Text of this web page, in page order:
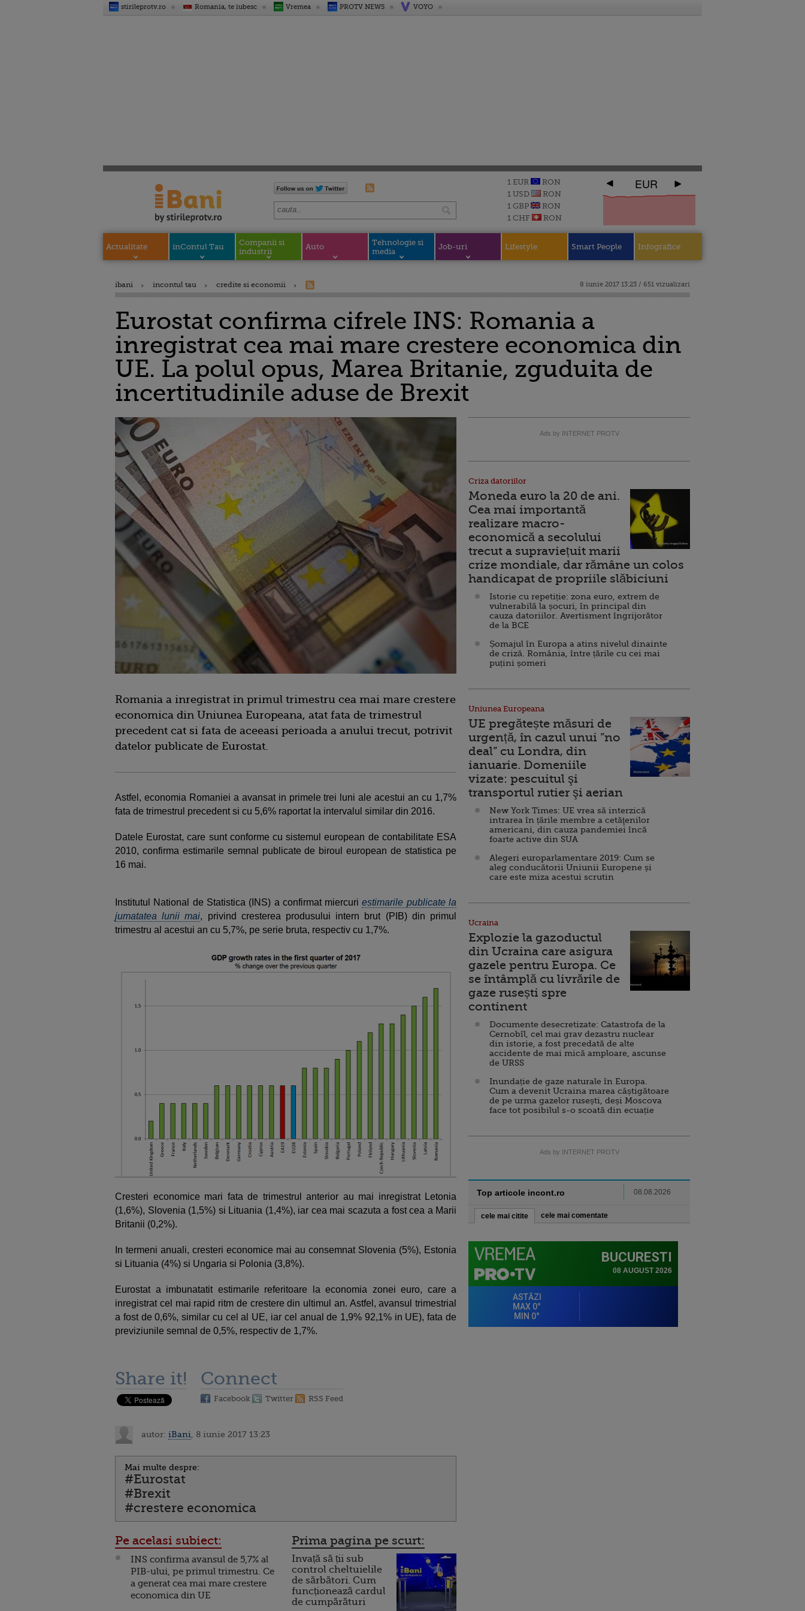
stirileprotv.ro Romania, te iubesc Vremea PROTV NEWS VOYO
1 EUR
RON
1 USD
RON
1 GBP
RON
1 CHF
RON
EUR
Actualitate inContul Tau
Companii si
industrii
Auto
Tehnologie si
media
Job-uri Lifestyle Smart People Infografice
ibani incontul tau credite si economii 8 iunie 2017 13:23 / 651 vizualizari
Eurostat confirma cifrele INS: Romania a
inregistrat cea mai mare crestere economica din
UE. La polul opus, Marea Britanie, zguduita de
incertitudinile aduse de Brexit
Romania a inregistrat in primul trimestru cea mai mare crestere
economica din Uniunea Europeana, atat fata de trimestrul
precedent cat si fata de aceeasi perioada a anului trecut, potrivit
datelor publicate de Eurostat.
Astfel, economia Romaniei a avansat in primele trei luni ale acestui an cu 1,7%
fata de trimestrul precedent si cu 5,6% raportat la intervalul similar din 2016.
Datele Eurostat, care sunt conforme cu sistemul european de contabilitate ESA
2010, confirma estimarile semnal publicate de biroul european de statistica pe
16 mai.
Institutul National de Statistica (INS) a confirmat miercuriestimarile publicate la
jumatatea lunii mai, privind cresterea produsului intern brut (PIB) din primul
trimestru al acestui an cu 5,7%, pe serie bruta, respectiv cu 1,7%.
Cresteri economice mari fata de trimestrul anterior au mai inregistrat Letonia
(1,6%), Slovenia (1,5%) si Lituania (1,4%), iar cea mai scazuta a fost cea a Marii
Britanii (0,2%).
In termeni anuali, cresteri economice mai au consemnat Slovenia (5%), Estonia
si Lituania (4%) si Ungaria si Polonia (3,8%).
Eurostat a imbunatatit estimarile referitoare la economia zonei euro, care a
inregistrat cel mai rapid ritm de crestere din ultimul an. Astfel, avansul trimestrial
a fost de 0,6%, similar cu cel al UE, iar cel anual de 1,9% 92,1% in UE), fata de
previziunile semnal de 0,5%, respectiv de 1,7%.
Share it! Connect
Facebook Twitter RSS Feed
autor: iBani , 8 iunie 2017 13:23
Mai multe despre:
#Eurostat
#Brexit
#crestere economica
Pe acelasi subiect:
INS confirma avansul de 5,7% al
PIB-ului, pe primul trimestru. Ce
a generat cea mai mare crestere
economica din UE
Prima pagina pe scurt:
Invață să ții sub
control cheltuielile
de sărbători. Cum
funcționează cardul
de cumpărături
Ads by INTERNET PROTV
Criza datoriilor
Moneda euro la 20 de ani.
Cea mai importantă
realizare macro-
economică a secolului
trecut a supraviețuit marii
crize mondiale, dar rămâne un colos
handicapat de propriile slăbiciuni
Istorie cu repetiție: zona euro, extrem de
vulnerabilă la șocuri, în principal din
cauza datoriilor. Avertisment îngrijorător
de la BCE
Șomajul în Europa a atins nivelul dinainte
de criză. România, între țările cu cei mai
puțini șomeri
Uniunea Europeana
UE pregătește măsuri de
urgență, în cazul unui ”no
deal” cu Londra, din
ianuarie. Domeniile
vizate: pescuitul şi
transportul rutier şi aerian
New York Times: UE vrea să interzică
intrarea în țările membre a cetăţenilor
americani, din cauza pandemiei încă
foarte active din SUA
Alegeri europarlamentare 2019: Cum se
aleg conducătorii Uniunii Europene și
care este miza acestui scrutin
Ucraina
Explozie la gazoductul
din Ucraina care asigura
gazele pentru Europa. Ce
se întâmplă cu livrările de
gaze rusești spre
continent
Documente desecretizate: Catastrofa de la
Cernobîl, cel mai grav dezastru nuclear
din istorie, a fost precedată de alte
accidente de mai mică amploare, ascunse
de URSS
Inundație de gaze naturale în Europa.
Cum a devenit Ucraina marea câștigătoare
de pe urma gazelor rusești, deși Moscova
face tot posibilul s-o scoată din ecuație
Ads by INTERNET PROTV
Top articole incont.ro 08.08.2026
cele mai citite cele mai comentate